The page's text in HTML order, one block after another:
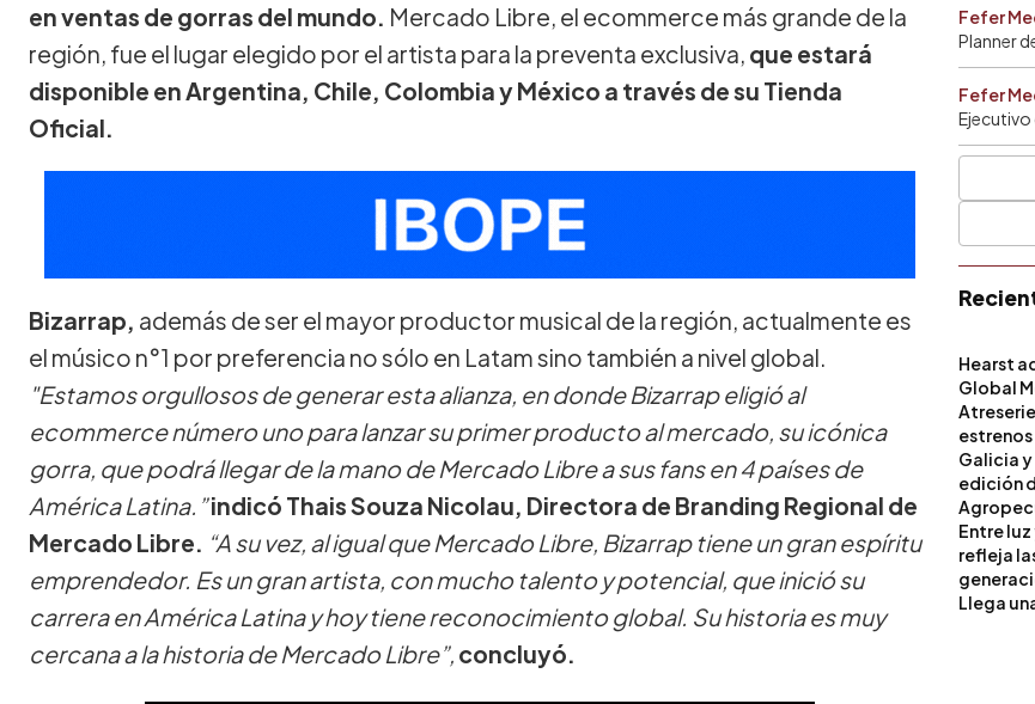
en ventas de gorras del mundo. Mercado Libre, el ecommerce más grande de la
región, fue el lugar elegido por el artista para la preventa exclusiva, que estará
disponible en Argentina, Chile, Colombia y México a través de su Tienda
Oficial.
Bizarrap, además de ser el mayor productor musical de la región, actualmente es
el músico n°1 por preferencia no sólo en Latam sino también a nivel global.
"Estamos orgullosos de generar esta alianza, en donde Bizarrap eligió al
ecommerce número uno para lanzar su primer producto al mercado, su icónica
gorra, que podrá llegar de la mano de Mercado Libre a sus fans en 4 países de
América Latina.”indicó Thais Souza Nicolau, Directora de Branding Regional de
Mercado Libre. “A su vez, al igual que Mercado Libre, Bizarrap tiene un gran espíritu
emprendedor. Es un gran artista, con mucho talento y potencial, que inició su
carrera en América Latina y hoy tiene reconocimiento global. Su historia es muy
cercana a la historia de Mercado Libre”, concluyó.
Fefer
Planner
Fefer
Ejecutivo
Hearst
Global
estrenos
Galicia y
edición
Entre
refleja
Llega